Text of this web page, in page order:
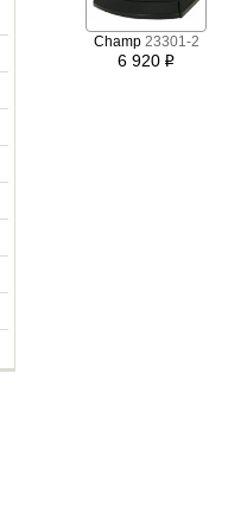
Champ 23301-2
6 920 i